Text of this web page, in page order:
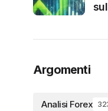
Argomenti
Analisi Forex